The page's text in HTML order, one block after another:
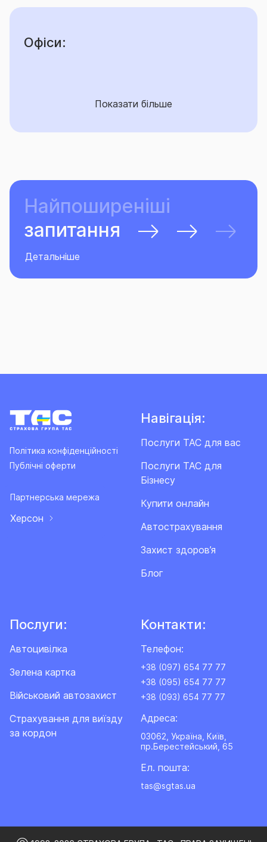
Офіси:
Показати більше
Найпоширеніші
запитання
Детальніше
Політика конфіденційності
Публічні оферти
Партнерська мережа
Херсон
Навігація:
Послуги ТАС для вас
Послуги ТАС для
Бізнесу
Купити онлайн
Автострахування
Захист здоров’я
Блог
Послуги:
Автоцивілка
Зелена картка
Військовий автозахист
Cтрахування для виїзду
за кордон
Контакти:
Телефон:
+38 (097) 654 77 77
+38 (095) 654 77 77
+38 (093) 654 77 77
Адреса:
03062, Україна, Київ,
пр.Берестейський, 65
Ел. пошта:
tas@sgtas.ua